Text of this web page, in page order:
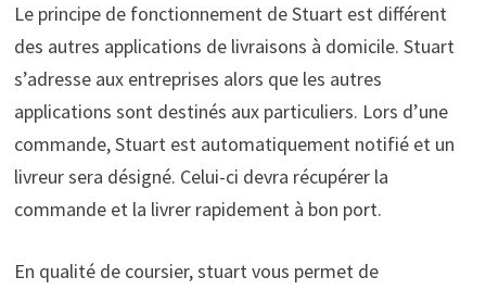
Le principe de fonctionnement de Stuart est différent
des autres applications de livraisons à domicile. Stuart
s’adresse aux entreprises alors que les autres
applications sont destinés aux particuliers. Lors d’une
commande, Stuart est automatiquement notifié et un
livreur sera désigné. Celui-ci devra récupérer la
commande et la livrer rapidement à bon port.
En qualité de coursier, stuart vous permet de